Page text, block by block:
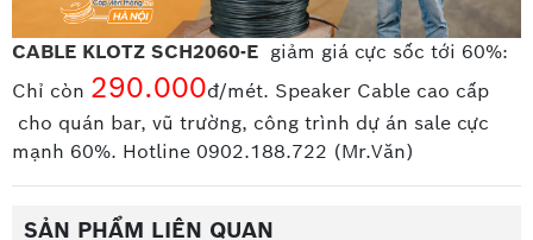
CABLE KLOTZ SCH2060-E giảm giá cực sốc tới 60%:
Chỉ còn 290.000đ/mét. Speaker Cable cao cấp
cho quán bar, vũ trường, công trình dự án sale cực
mạnh 60%. Hotline 0902.188.722 (Mr.Văn)
SẢN PHẨM LIÊN QUAN